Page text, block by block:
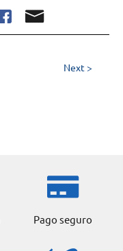
Next >
Pago seguro